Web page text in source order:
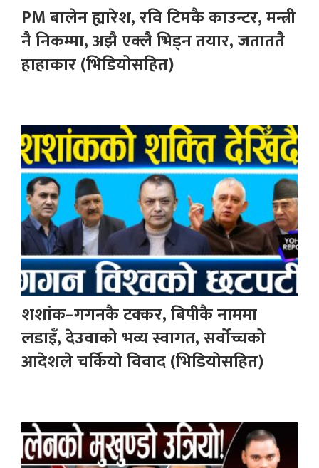
PM बालेन ह्यारेश, रवि टिमकै काउन्टर, मन्त्री
नै निकम्मा, अझै एक्लै भिड्न तयार, जताततै
हाहाकार (भिडियोसहित)
शशांक–गगनकै टक्कर, बिपीकै नाममा
लडाइँ, देउवाको भव्य स्वागत, सर्वोच्चको
आदेशले चर्कियो विवाद (भिडियोसहित)